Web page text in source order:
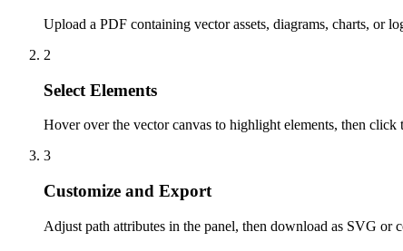
Upload a PDF containing vector assets, diagrams, charts, or
2
Select Elements
Hover over the vector canvas to highlight elements, then click
3
Customize and Export
Adjust path attributes in the panel, then download as SVG or